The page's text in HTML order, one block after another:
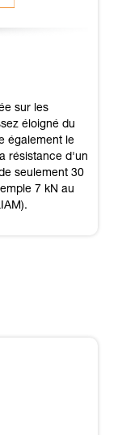
sur les
éloigné du
également le
résistance d'un
seulement 30
7 kN au